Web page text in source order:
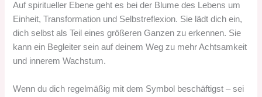
Auf spiritueller Ebene geht es bei der Blume des Lebens um
Einheit, Transformation und Selbstreflexion. Sie lädt dich ein,
dich selbst als Teil eines größeren Ganzen zu erkennen. Sie
kann ein Begleiter sein auf deinem Weg zu mehr Achtsamkeit
und innerem Wachstum.
Wenn du dich regelmäßig mit dem Symbol beschäftigst – sei